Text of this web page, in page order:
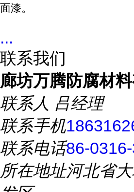
面漆。
...
联系我们
廊坊万腾防腐材
联系人 吕经理
联系手机
联系电话86-
所在地址河北省